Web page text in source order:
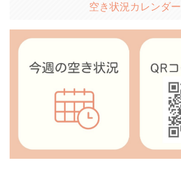
空き状況カレンダー